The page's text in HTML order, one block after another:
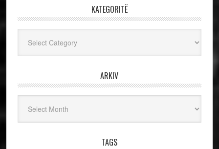
KATEGORITË
ARKIV
TAGS